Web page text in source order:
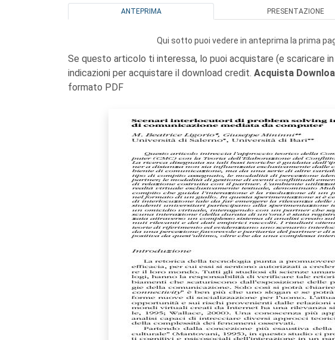
ANTEPRIMA PRESENTAZIONE
Qui sotto puoi vedere in anteprima la prima
Se questo articolo ti interessa, lo puoi acquistare (e scaricare
indicazioni per acquistare il download credit. Acquista
formato PDF